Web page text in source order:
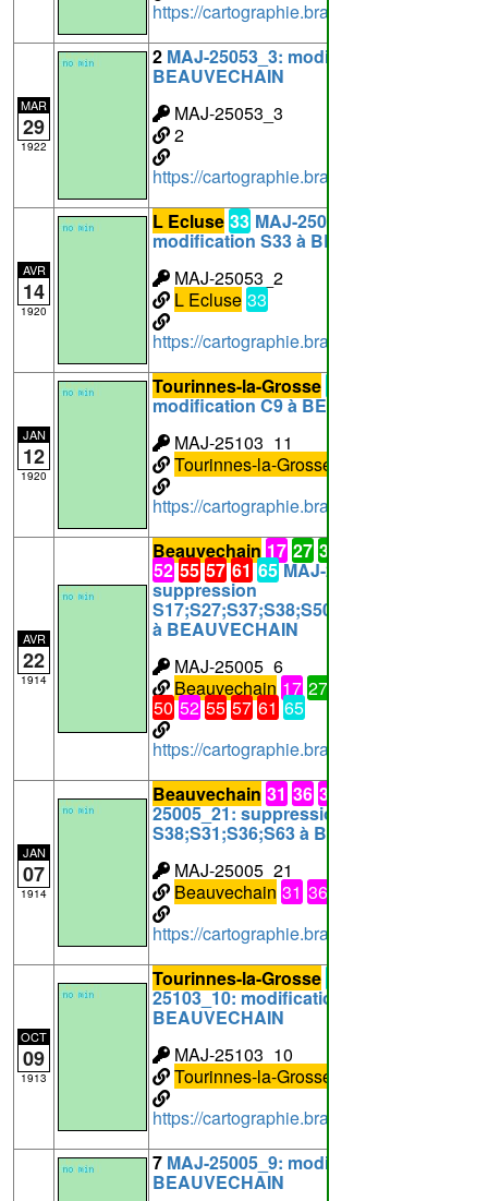
https://cartographie.brabantwallon.be/
MAR
29
1922
2 MAJ-25053_3: modification C2 à
BEAUVECHAIN
MAJ-25053_3
2
https://cartographie.brabantwallon.be/
AVR
14
1920
L Ecluse 33 MAJ-25053_2:
modification S33 à BEAUVECHAIN
MAJ-25053_2
L Ecluse 33
https://cartographie.brabantwallon.be/
JAN
12
1920
Tourinnes-la-Grosse
modification C9 à BEAUVECHAIN
MAJ-25103_11
Tourinnes-la-Grosse
https://cartographie.brabantwallon.be/
AVR
22
1914
Beauvechain 17 27 37
52 55 57 61 65 MAJ-25005_6:
suppression
à BEAUVECHAIN
MAJ-25005_6
Beauvechain 17 27
50 52 55 57 61 65
https://cartographie.brabantwallon.be/
JAN
07
1914
Beauvechain 31 36 38
25005_21: suppression
S38;S31;S36;S63 à BEAUVECHAIN
MAJ-25005_21
Beauvechain 31 36
https://cartographie.brabantwallon.be/
OCT
09
1913
Tourinnes-la-Grosse
25103_10: modification S34 à
BEAUVECHAIN
MAJ-25103_10
Tourinnes-la-Grosse
https://cartographie.brabantwallon.be/
7 MAJ-25005_9: modification C7 à
BEAUVECHAIN